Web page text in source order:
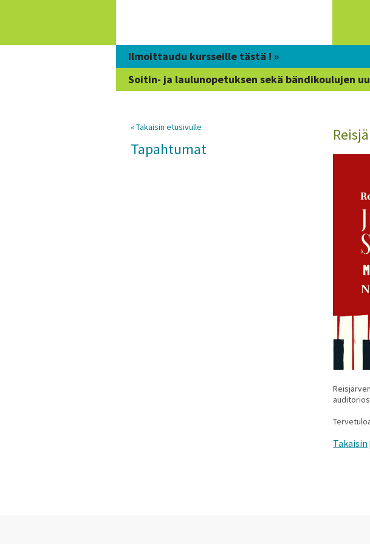
Ilmoittaudu kursseille tästä ! »
Soitin- ja laulunopetuksen sekä bändikoulujen
Takaisin |
« Takaisin etusivulle
Tapahtumat